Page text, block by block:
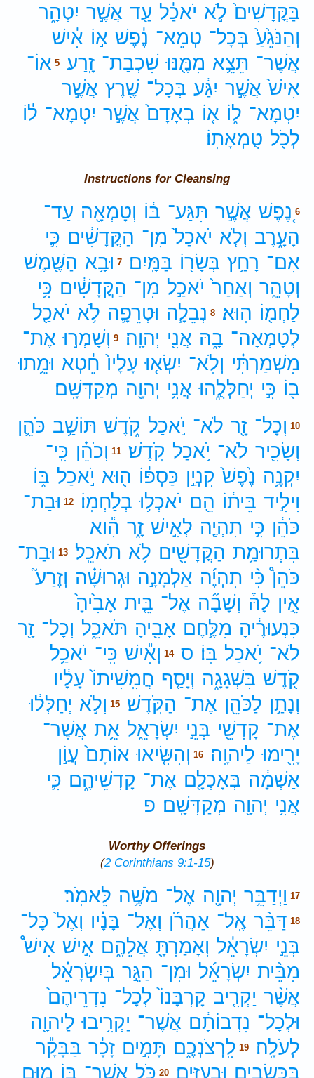
בַּקֳּדָשִׁים֙ לֹ֣א יֹאכַ֔ל עַ֖ד אֲשֶׁ֣ר יִטְהָ֑ר
וְהַנֹּגֵ֙עַ֙ בְּכָל־ טְמֵא־ נֶ֔פֶשׁ א֣וֹ אִ֔ישׁ
אֲשֶׁר־ תֵּצֵ֥א מִמֶּ֖נּוּ שִׁכְבַת־ זָֽרַע׃ 5 אוֹ־
אִישׁ֙ אֲשֶׁ֣ר יִגַּ֔ע בְּכָל־ שֶׁ֖רֶץ אֲשֶׁ֣ר
יִטְמָא־ ל֑וֹ א֤וֹ בְאָדָם֙ אֲשֶׁ֣ר יִטְמָא־ ל֔וֹ
לְכֹ֖ל טֻמְאָתֽוֹ׃
Instructions for Cleansing
6 נֶ֚פֶשׁ אֲשֶׁ֣ר תִּגַּע־ בּ֔וֹ וְטָמְאָ֖ה עַד־
הָעָ֑רֶב וְלֹ֤א יֹאכַל֙ מִן־ הַקֳּדָשִׁ֔ים כִּ֛י
אִם־ רָחַ֥ץ בְּשָׂר֖וֹ בַּמָּֽיִם׃ 7 וּבָ֥א הַשֶּׁ֖מֶשׁ
וְטָהֵ֑ר וְאַחַר֙ יֹאכַ֣ל מִן־ הַקֳּדָשִׁ֔ים כִּ֥י
לַחְמ֖וֹ הֽוּא׃ 8 נְבֵלָ֧ה וּטְרֵפָ֛ה לֹ֥א יֹאכַ֖ל
לְטָמְאָה־ בָ֑הּ אֲנִ֖י יְהוָֽה׃ 9 וְשָׁמְר֣וּ אֶת־
מִשְׁמַרְתִּ֗י וְלֹֽא־ יִשְׂא֤וּ עָלָיו֙ חֵ֔טְא וּמֵ֥תוּ
ב֖וֹ כִּ֣י יְחַלְּלֻ֑הוּ אֲנִ֥י יְהוָ֖ה מְקַדְּשָֽׁם׃
10 וְכָל־ זָ֖ר לֹא־ יֹ֣אכַל קֹ֑דֶשׁ תּוֹשַׁ֥ב כֹּהֵ֛ן
וְשָׂכִ֖יר לֹא־ יֹ֥אכַל קֹֽדֶשׁ׃ 11 וְכֹהֵ֗ן כִּֽי־
יִקְנֶ֥ה נֶ֙פֶשׁ֙ קִנְיַ֣ן כַּסְפּ֔וֹ ה֖וּא יֹ֣אכַל בּ֑וֹ
וִילִ֣יד בֵּית֔וֹ הֵ֖ם יֹאכְל֥וּ בְלַחְמֽוֹ׃ 12 וּבַת־
כֹּהֵ֔ן כִּ֥י תִהְיֶ֖ה לְאִ֣ישׁ זָ֑ר הִ֕וא
בִּתְרוּמַ֥ת הַקֳּדָשִׁ֖ים לֹ֥א תֹאכֵֽל׃ 13 וּבַת־
כֹּהֵן֩ כִּ֨י תִהְיֶ֜ה אַלְמָנָ֣ה וּגְרוּשָׁ֗ה וְזֶרַע֮
אֵ֣ין לָהּ֒ וְשָׁבָ֞ה אֶל־ בֵּ֤ית אָבִ֙יהָ֙
כִּנְעוּרֶ֔יהָ מִלֶּ֥חֶם אָבִ֖יהָ תֹּאכֵ֑ל וְכָל־ זָ֖ר
לֹא־ יֹ֥אכַל בּֽוֹ׃ ס 14 וְאִ֕ישׁ כִּֽי־ יֹאכַ֥ל
קֹ֖דֶשׁ בִּשְׁגָגָ֑ה וְיָסַ֤ף חֲמִֽשִׁיתוֹ֙ עָלָ֔יו
וְנָתַ֥ן לַכֹּהֵ֖ן אֶת־ הַקֹּֽדֶשׁ׃ 15 וְלֹ֣א יְחַלְּל֔וּ
אֶת־ קָדְשֵׁ֖י בְּנֵ֣י יִשְׂרָאֵ֑ל אֵ֥ת אֲשֶׁר־
יָרִ֖ימוּ לַיהוָֽה׃ 16 וְהִשִּׂ֤יאוּ אוֹתָם֙ עֲוֹ֣ן
אַשְׁמָ֔ה בְּאָכְלָ֖ם אֶת־ קָדְשֵׁיהֶ֑ם כִּ֛י
אֲנִ֥י יְהוָ֖ה מְקַדְּשָֽׁם׃ פ
Worthy Offerings
(2 Corinthians 9:1-15)
17 וַיְדַבֵּ֥ר יְהוָ֖ה אֶל־ מֹשֶׁ֥ה לֵּאמֹֽר׃
18 דַּבֵּ֨ר אֶֽל־ אַהֲרֹ֜ן וְאֶל־ בָּנָ֗יו וְאֶל֙ כָּל־
בְּנֵ֣י יִשְׂרָאֵ֔ל וְאָמַרְתָּ֖ אֲלֵהֶ֑ם אִ֣ישׁ אִישׁ֩
מִבֵּ֨ית יִשְׂרָאֵ֜ל וּמִן־ הַגֵּ֣ר בְּיִשְׂרָאֵ֗ל
אֲשֶׁ֨ר יַקְרִ֤יב קָרְבָּנוֹ֙ לְכָל־ נִדְרֵיהֶם֙
וּלְכָל־ נִדְבוֹתָ֔ם אֲשֶׁר־ יַקְרִ֥יבוּ לַיהוָ֖ה
לְעֹלָֽה׃
19 לִֽרְצֹנְכֶ֑ם תָּמִ֣ים זָכָ֔ר בַּבָּקָ֕ר
בַּכְּשָׂבִ֖ים וּבָֽעִזִּֽים׃ 20 כֹּ֛ל אֲשֶׁר־ בּ֥וֹ מ֖וּם